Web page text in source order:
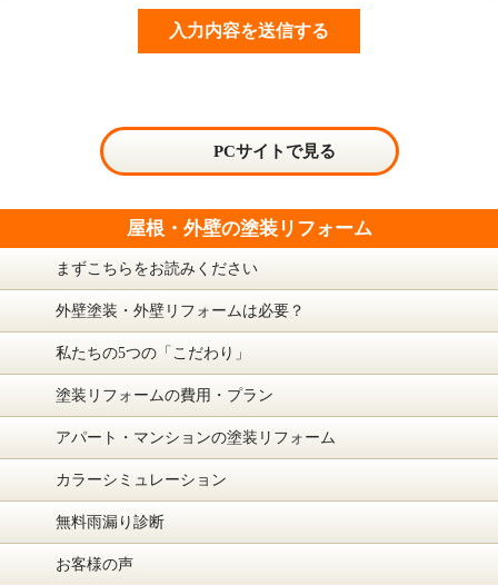
PCサイトで見る
屋根・外壁の塗装リフォーム
まずこちらをお読みください
外壁塗装・外壁リフォームは必要？
私たちの5つの「こだわり」
塗装リフォームの費用・プラン
アパート・マンションの塗装リフォーム
カラーシミュレーション
無料雨漏り診断
お客様の声